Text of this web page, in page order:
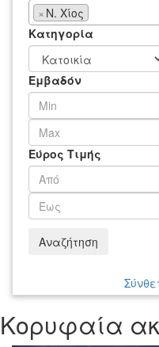
× Ν. Χίος
Κατηγορία
Εμβαδόν
Εύρος Τιμής
Αναζήτηση
Κορυφαία